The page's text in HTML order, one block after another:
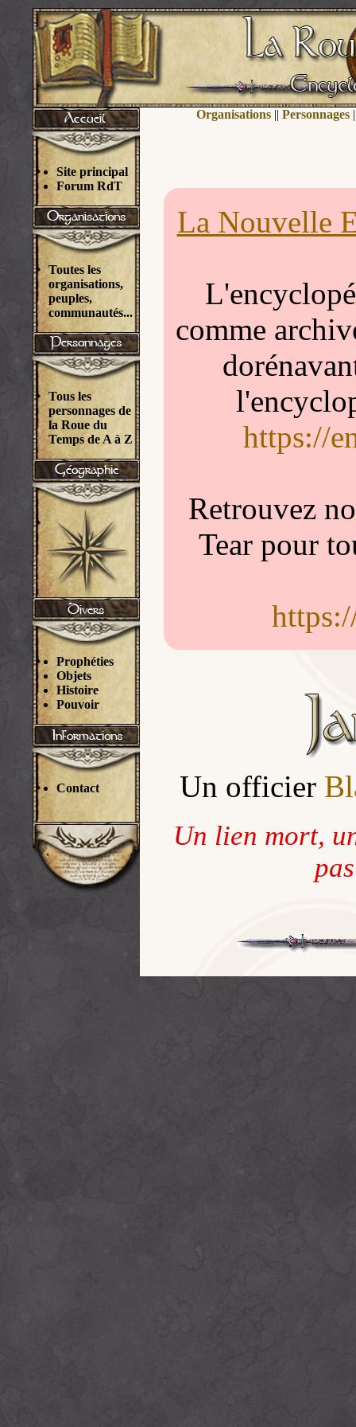
Site principal
Forum RdT
Toutes les
organisations,
peuples,
communautés...
Tous les
personnages de
la Roue du
Temps de A à Z
Prophéties
Objets
Histoire
Pouvoir
Contact
Organisations|| Personnages
La Nouvelle
comme
https://
Retrouvez
Tear pour
Un officier
Un lien mort,